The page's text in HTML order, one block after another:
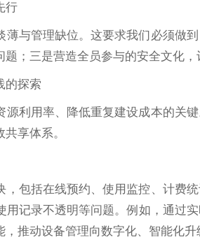
行
与管理缺位。这要求我们必须做
；三是营造全员参与的安全文化，
的探索
利用率、降低重复建设成本的关
享体系。
包括在线预约、使用监控、计费
记录不透明等问题。例如，通过
推动设备管理向数字化、智能化升